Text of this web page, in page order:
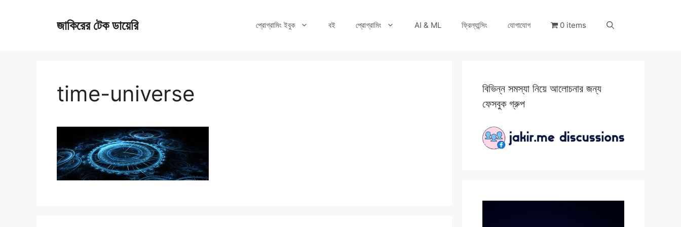
জাকিরের টেক ডায়েরি প্রোগ্রামিং ইবুক বই প্রোগ্রামিং AI & ML ফ্রিল্যান্সিং যোগাযোগ 0 items
time-universe
বিভিন্ন সমস্যা নিয়ে আলোচনার জন্য
ফেসবুক গ্রুপ